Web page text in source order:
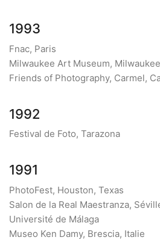
1993
Fnac, Paris
Milwaukee Art Museum,
Friends of Photography, Carmel,
1992
Festival de Foto, Tarazona
1991
PhotoFest, Houston, Texas
Salon de la Real Maestranza,
Université de Málaga
Museo Ken Damy, Brescia, Italie